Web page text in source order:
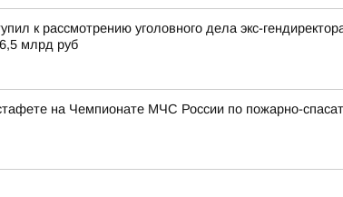
к рассмотрению уголовного дела экс-
млрд руб
на Чемпионате МЧС России по пожарно-